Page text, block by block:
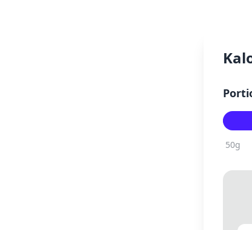
50g